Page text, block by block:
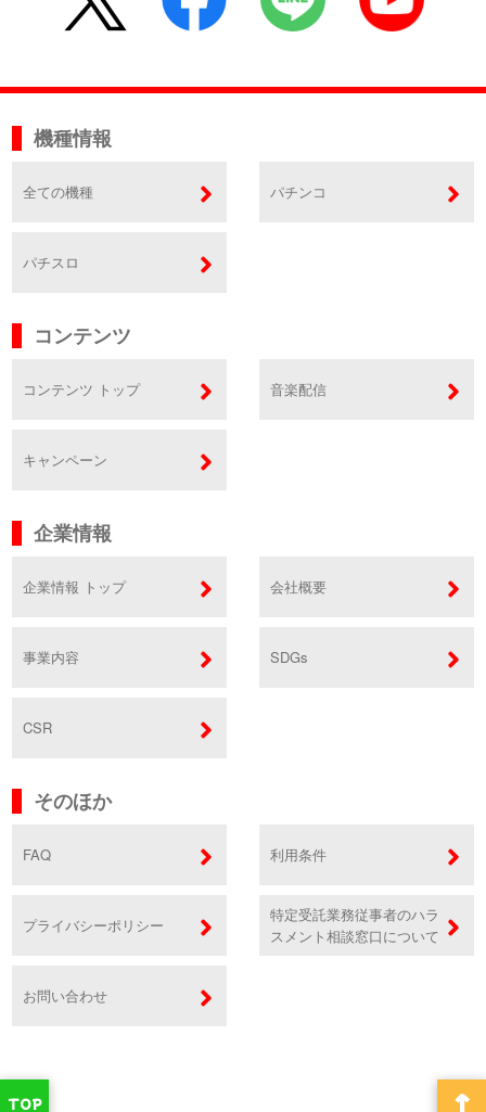
↑
TOP
機種情報
全ての機種 パチンコ
パチスロ
コンテンツ
コンテンツ トップ 音楽配信
キャンペーン
企業情報
企業情報 トップ 会社概要
事業内容 SDGs
CSR
そのほか
FAQ 利用条件
プライバシーポリシー
特定受託業務従事者のハラ
スメント相談窓口について
お問い合わせ